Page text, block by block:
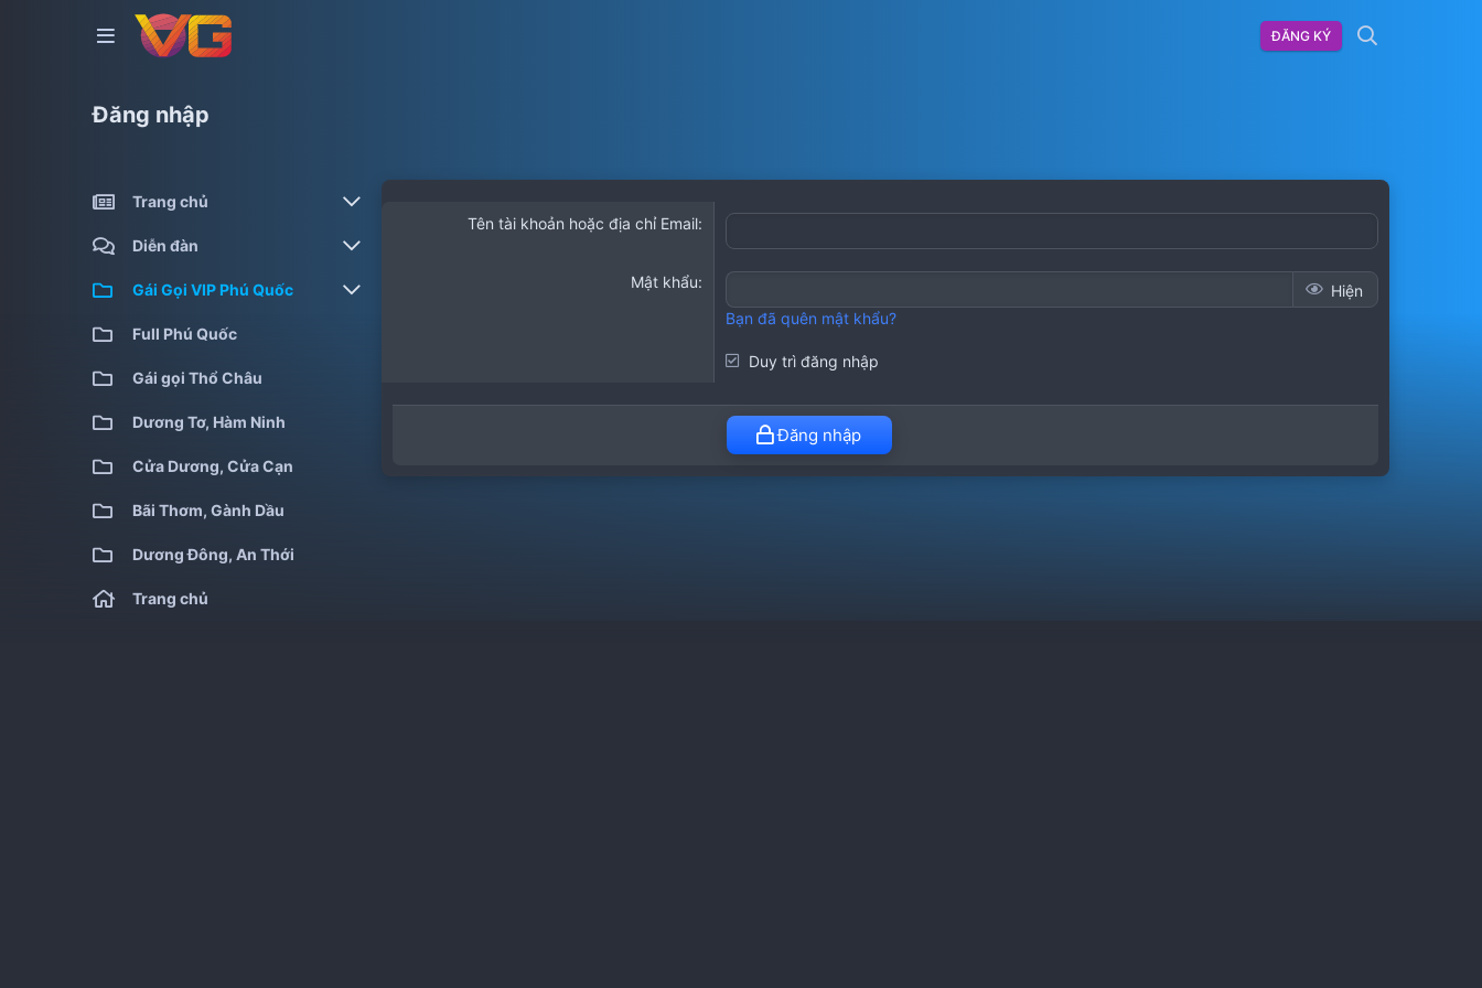
ĐĂNG KÝ
Đăng nhập
Trang chủ
Gái gọi kiểm định
Gái gọi cao cấp
Gái gọi siêu cấp
Diễn đàn
Bài viết mới
Tìm chủ đề
Gái Gọi VIP Phú Quốc
Full Phú Quốc
Full Phú Quốc
Gái gọi Thổ Châu
Dương Tơ, Hàm Ninh
Cửa Dương, Cửa Cạn
Bãi Thơm, Gành Dầu
Dương Đông, An Thới
Trang chủ
Tên tài khoản hoặc địa chỉ Email
Mật khẩu
Hiện
Bạn đã quên mật khẩu?
Duy trì đăng nhập
Đăng nhập